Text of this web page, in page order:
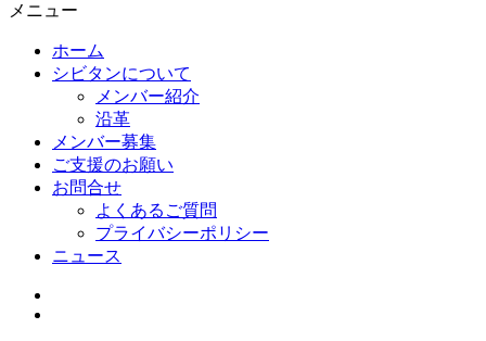
メニュー
ホーム
シビタンについて
メンバー紹介
沿革
メンバー募集
ご支援のお願い
お問合せ
よくあるご質問
プライバシーポリシー
ニュース